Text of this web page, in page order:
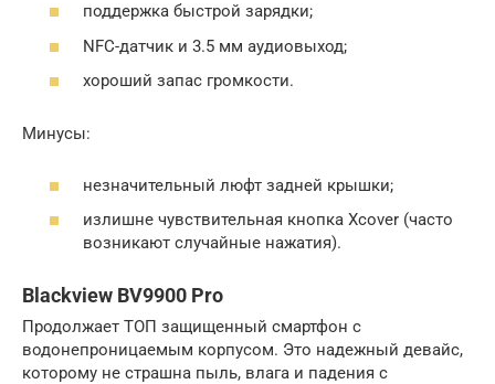
поддержка быстрой зарядки;
NFC-датчик и 3.5 мм аудиовыход;
хороший запас громкости.
Минусы:
незначительный люфт задней крышки;
излишне чувствительная кнопка Xcover (часто
возникают случайные нажатия).
Blackview BV9900 Pro
Продолжает ТОП защищенный смартфон с
водонепроницаемым корпусом. Это надежный девайс,
которому не страшна пыль, влага и падения с